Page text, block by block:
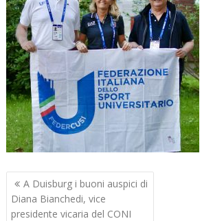
Navigazione
articoli
A Duisburg i buoni auspici di
Diana Bianchedi, vice
presidente vicaria del CONI